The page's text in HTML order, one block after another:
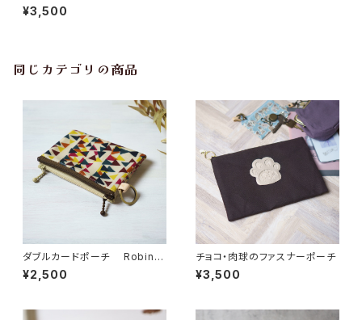
¥3,500
同じカテゴリの商品
ダブルカードポーチ Robin
（ロビン）マルチ リバティラミネ
ート生地
¥2,500
チョコ・肉球のファスナーポーチ
¥3,500